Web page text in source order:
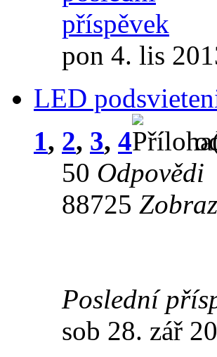
pon 4. lis
LED
1, 2, 3, 4
50 Odpovědi
88725
Poslední
sob 28. zář